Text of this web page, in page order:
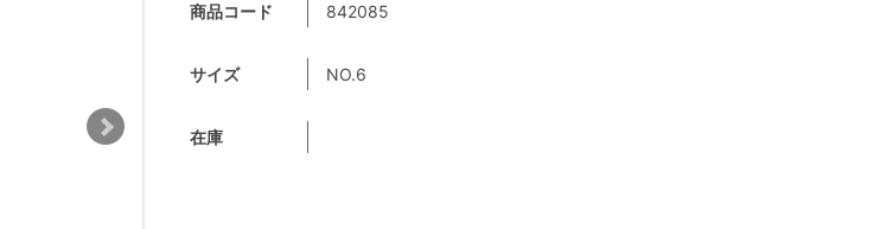
商品コード 842085
サイズ NO.6
在庫